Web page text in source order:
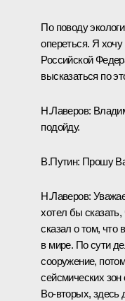
По поводу
опереться. Я
Российской
высказаться по
Н.Лаверов:
подойду.
В.Путин: Прошу
Н.Лаверов:
хотел бы
сказал о том, что
в мире. По сути
сооружение,
сейсмических зон
Во‑вторых,